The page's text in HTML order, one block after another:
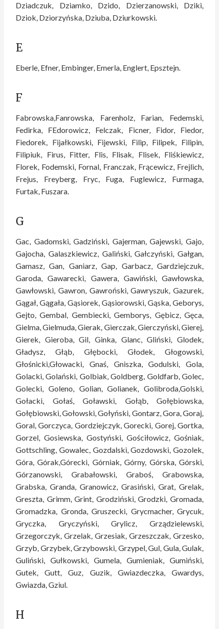
Dziadczuk, Dziamko, Dzido, Dzierzanowski, Dziki,
Dziok, Dziorzyńska, Dziuba, Dziurkowski.
E
Eberle, Efner, Embinger, Emerla, Englert, Epsztejn.
F
Fabrowska,Fanrowska, Farenholz, Farian, Fedemski,
Fedirka, FEdorowicz, Felczak, Ficner, Fidor, Fiedor,
Fiedorek, Fijałkowski, Fijewski, Filip, Filipek, Filipin,
Filipiuk, Firus, Fitter, Flis, Flisak, Flisek, Fliśkiewicz,
Florek, Fodemski, Fornal, Franczak, Frącewicz, Frejlich,
Frejus, Freyberg, Fryc, Fuga, Fuglewicz, Furmaga,
Furtak, Fuszara.
G
Gac, Gadomski, Gadziński, Gajerman, Gajewski, Gajo,
Gajocha, Galaszkiewicz, Galiński, Gałczyński, Gałgan,
Gamasz, Gan, Ganiarz, Gap, Garbacz, Gardziejczuk,
Garoda, Gawarecki, Gawera, Gawiński, Gawłowska,
Gawłowski, Gawron, Gawroński, Gawryszuk, Gazurek,
Gągał, Gągała, Gąsiorek, Gąsiorowski, Gąska, Geborys,
Gejto, Gembal, Gembiecki, Gemborys, Gębicz, Gęca,
Gielma, Gielmuda, Gierak, Gierczak, Gierczyński, Gierej,
Gierek, Gieroba, Gil, Ginka, Glanc, Gliński, Glodek,
Gładysz, Głąb, Głębocki, Głodek, Głogowski,
Głośnicki,Głowacki, Gnaś, Gniszka, Godulski, Gola,
Golacki, Golański, Golbiak, Goldberg, Goldfarb, Golec,
Golecki, Goleno, Golian, Golianek, Golibroda,Golski,
Gołacki, Gołaś, Goławski, Gołąb, Gołębiowska,
Gołębiowski, Gołowski, Gołyński, Gontarz, Gora, Goraj,
Goral, Gorczyca, Gordziejczyk, Gorecki, Gorej, Gortka,
Gorzel, Gosiewska, Gostyński, Gościłowicz, Gośniak,
Gottschling, Gowalec, Gozdalski, Gozdowski, Gozolek,
Góra, Górak,Górecki, Górniak, Górny, Górska, Górski,
Górzanowski, Grabałowski, Graboś, Grabowska,
Grabska, Granda, Granowicz, Grasiński, Grat, Grelak,
Greszta, Grimm, Grint, Grodziński, Grodzki, Gromada,
Gromadzka, Gronda, Gruszecki, Grycmacher, Grycuk,
Gryczka, Gryczyński, Grylicz, Grządzielewski,
Grzegorczyk, Grzelak, Grzesiak, Grzeszczak, Grzesko,
Grzyb, Grzybek, Grzybowski, Grzypel, Gul, Gula, Gulak,
Guliński, Gułkowski, Gumela, Gumieniak, Gumiński,
Gutek, Gutt, Guz, Guzik, Gwiazdeczka, Gwardys,
Gwiazda, Gziul.
H